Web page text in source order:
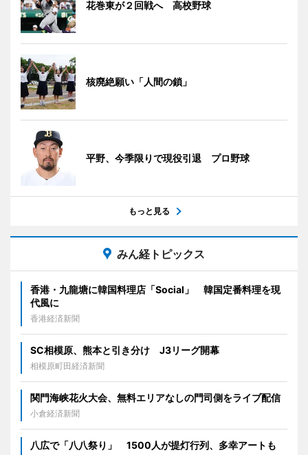
花巻東が２回戦へ 高校野球
核廃絶願い「人間の鎖」
平野、今季限りで現役引退 プロ野球
もっと見る
みん経トピックス
香港・九龍塘に韓国料理店「Social」 韓国定番料理を現
代風に
香港経済新聞
SC相模原、熊本と引き分け J3リーグ開幕
相模原町田経済新聞
関門海峡花火大会、無料エリアなしの門司側をライブ配信
小倉経済新聞
八広で「八八祭り」 1500人が提灯行列、多幸アートも